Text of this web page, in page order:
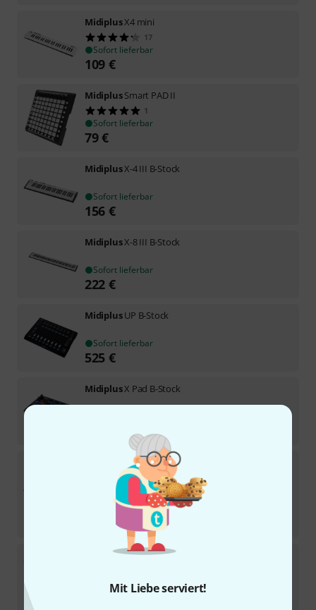
Mit Liebe serviert!
MidiplusX4 mini
17
Sofort lieferbar
109 €
MidiplusSmart PAD II
1
Sofort lieferbar
79€
MidiplusX-4 III B-Stock
Sofort lieferbar
156 €
MidiplusX-8 III B-Stock
Sofort lieferbar
222 €
MidiplusUP B-Stock
Sofort lieferbar
525 €
MidiplusX Pad B-Stock
X-6 III B-Stock
Sofort lieferbar
€
30-Tage-Bestpreis
MidiplusX8 Max
Auf Anfrage
€